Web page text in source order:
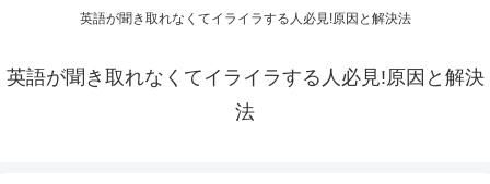
英語が聞き取れなくてイライラする人必見!原因と解決法
英語が聞き取れなくてイライラする人必見!原因と解決
法